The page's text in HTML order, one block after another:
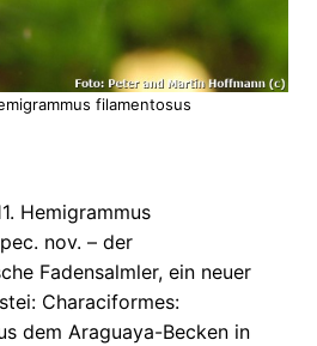
filamentosus
Hemigrammus
nov. – der
Fadensalmler, ein neuer
Characiformes:
dem Araguaya-Becken in